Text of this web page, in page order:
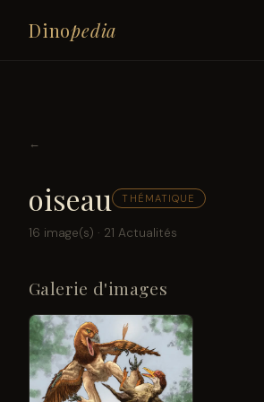
Dinopedia
←
oiseau THÉMATIQUE
16 image(s) · 21 Actualités
Galerie d'images